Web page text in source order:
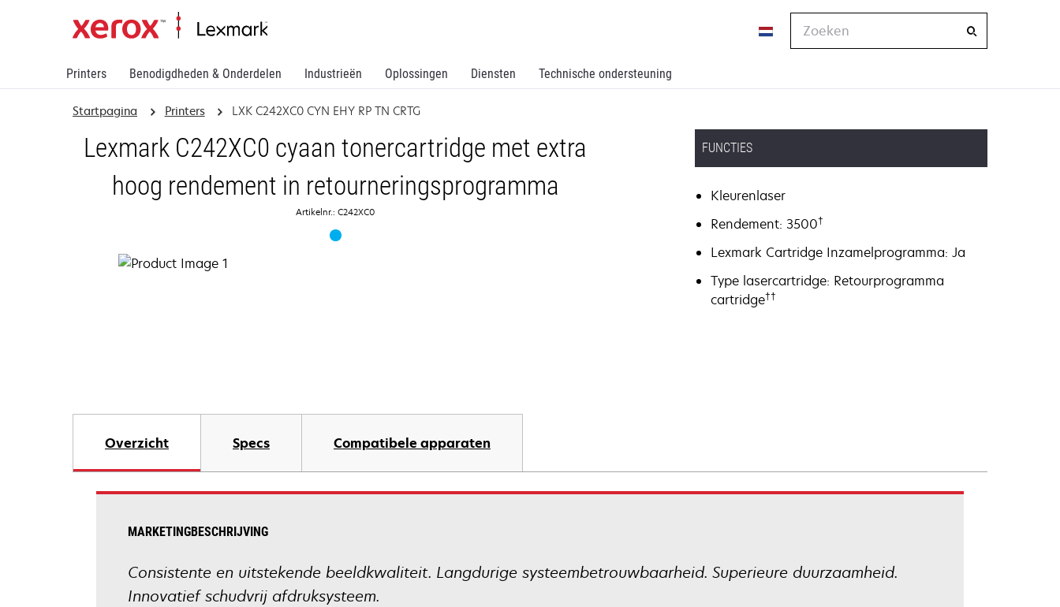
Printers Benodigdheden & Onderdelen Industrieën Oplossingen Diensten Technische ondersteuning
Zoeken
Startpagina Printers LXK C242XC0 CYN EHY RP TN CRTG
Lexmark C242XC0 cyaan tonercartridge met extra
hoog rendement in retourneringsprogramma
Artikelnr.: C242XC0
FUNCTIES
Kleurenlaser
Rendement: 3500†
Lexmark Cartridge Inzamelprogramma: Ja
Type lasercartridge: Retourprogramma
cartridge††
Overzicht Specs Compatibele apparaten
MARKETINGBESCHRIJVING
Consistente en uitstekende beeldkwaliteit. Langdurige systeembetrouwbaarheid. Superieure duurzaamheid.
Innovatief schudvrij afdruksysteem.